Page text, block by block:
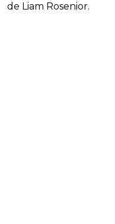
de Liam Rosenior.